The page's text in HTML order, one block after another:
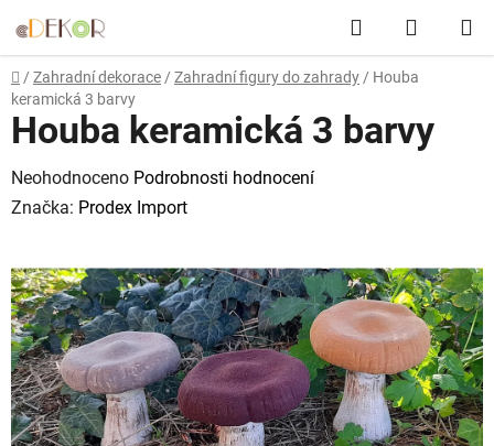
na
obsah
Hledat
KOŠÍK
Domů
/ Zahradní dekorace / Zahradní figury do zahrady / Houba
keramická 3 barvy
Houba keramická 3 barvy
Průměrné
hodnocení
je
0,0
z
5
hvězdiček.
Neohodnoceno Podrobnosti hodnocení
Značka: Prodex Import